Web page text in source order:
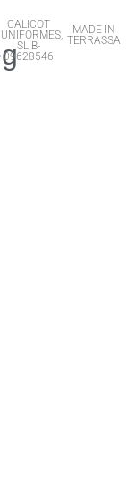
CALICOT
UNIFORMES,
SL B-
09628546
MADE IN
TERRASSA